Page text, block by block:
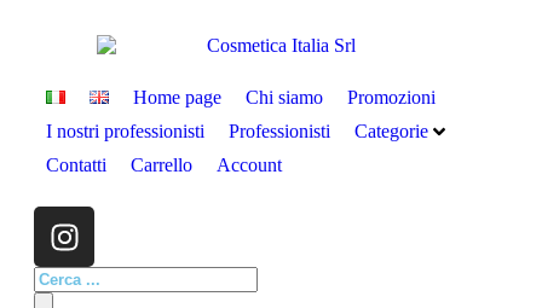
Home page Chi siamo
Promozioni
I nostri professionisti
Professionisti
Categorie
Contatti
Carrello Account